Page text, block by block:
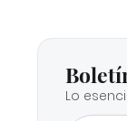
Lo